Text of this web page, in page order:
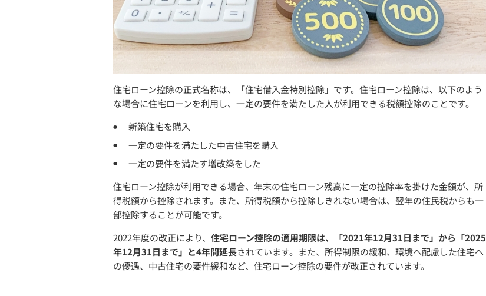
住宅ローン控除の正式名称は、「住宅借入金特別控除」です。住宅ローン控除は、以下のよう
な場合に住宅ローンを利用し、一定の要件を満たした人が利用できる税額控除のことです。
新築住宅を購入
一定の要件を満たした中古住宅を購入
一定の要件を満たす増改築をした
住宅ローン控除が利用できる場合、年末の住宅ローン残高に一定の控除率を掛けた金額が、所
得税額から控除されます。また、所得税額から控除しきれない場合は、翌年の住民税からも一
部控除することが可能です。
2022年度の改正により、 住宅ローン控除の適用期限は、「2021年12月31日まで」から「2025
年12月31日まで」と4年間延長されています。また、所得制限の緩和、環境へ配慮した住宅へ
の優遇、中古住宅の要件緩和など、住宅ローン控除の要件が改正されています。